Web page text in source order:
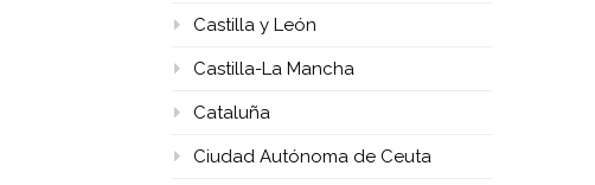
Castilla y León
Castilla-La Mancha
Cataluña
Ciudad Autónoma de Ceuta